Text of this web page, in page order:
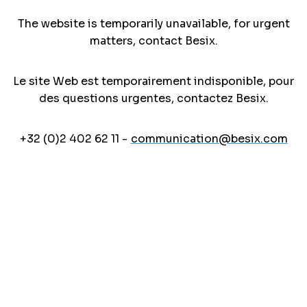
The website is temporarily unavailable, for urgent
matters, contact Besix.
Le site Web est temporairement indisponible, pour
des questions urgentes, contactez Besix.
+32 (0)2 402 62 11 - communication@besix.com